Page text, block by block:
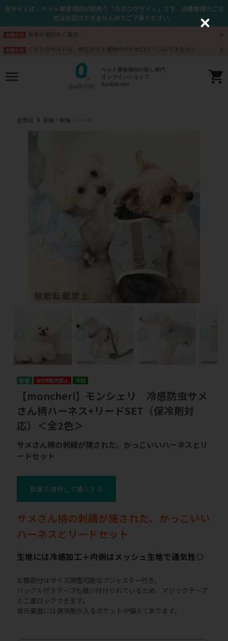
当サイトは、ペット業者様向け卸売り「カタログサイト」です。消費者様のご注
文はお受けできませんのでご了承ください。
お知らせ 夏季休業日のご案内
お知らせ こちらのサイトは、現在テスト運用中のためログインはできません
全商品 首輪・胴輪・リード
WEB販売禁止 犬用
【moncheri】モンシェリ 冷感防虫サメ
さん柄ハーネス+リードSET（保冷剤対
応）＜全2色＞
サメさん柄の刺繍が施された、かっこいいハーネスとリ
ードセット
数量を選択して購入する
サメさん柄の刺繍が施された、かっこいい
ハーネスとリードセット
生地には冷感加工＋内側はメッシュ生地で通気性◎
お腹部分はサイズ調整可能なアジャスター付き。
バックル付きテープも縫い付けられているため、マジックテープ
と二重ロックできます。
首元裏面には保冷剤が入るポケットが備えてあります。
C